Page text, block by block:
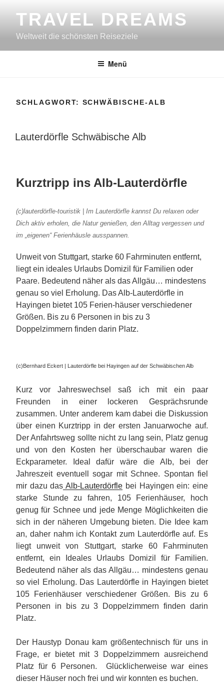
InhaltTRAVEL DREAMS
Weltweit die schönsten Reiseziele
Menü
SCHLAGWORT: SCHWÄBISCHE-ALB
VERÖFFENTLICHT
Lauterdörfle Schwäbische Alb
Kurztripp ins Alb-Lauterdörfle
(c)lauterdörfle-touristik | Im Lauterdörfle kannst Du relaxen oder
Dich aktiv erholen, die Natur genießen, den Alltag vergessen und
im „eigenen“ Ferienhäusle ausspannen.
Unweit von Stuttgart, starke 60 Fahrminuten entfernt,
liegt ein ideales Urlaubs Domizil für Familien oder
Paare. Bedeutend näher als das Allgäu… mindestens
genau so viel Erholung. Das Alb-Lauterdörfle in
Hayingen bietet 105 Ferien-häuser verschiedener
Größen. Bis zu 6 Personen in bis zu 3
Doppelzimmern finden darin Platz.
(c)Bernhard Eckert | Lauterdörfle bei Hayingen auf der Schwäbischen Alb
Kurz vor Jahreswechsel saß ich mit ein paar
Freunden in einer lockeren Gesprächsrunde
zusammen. Unter anderem kam dabei die Diskussion
über einen Kurztripp in der ersten Januarwoche auf.
Der Anfahrtsweg sollte nicht zu lang sein, Platz genug
und von den Kosten her überschaubar waren die
Eckparameter. Ideal dafür wäre die Alb, bei der
Jahreszeit eventuell sogar mit Schnee. Spontan fiel
mir dazu das Alb-Lauterdörfle bei Hayingen ein: eine
starke Stunde zu fahren, 105 Ferienhäuser, hoch
genug für Schnee und jede Menge Möglichkeiten die
sich in der näheren Umgebung bieten. Die Idee kam
an, daher nahm ich Kontakt zum Lauterdörfle auf. Es
liegt unweit von Stuttgart, starke 60 Fahrminuten
entfernt, ein Ideales Urlaubs Domizil für Familien.
Bedeutend näher als das Allgäu… mindestens genau
so viel Erholung. Das Lauterdörfle in Hayingen bietet
105 Ferienhäuser verschiedener Größen. Bis zu 6
Personen in bis zu 3 Doppelzimmern finden darin
Platz.
Der Haustyp Donau kam größentechnisch für uns in
Frage, er bietet mit 3 Doppelzimmern ausreichend
Platz für 6 Personen. Glücklicherweise war eines
dieser Häuser noch frei und wir konnten es buchen.